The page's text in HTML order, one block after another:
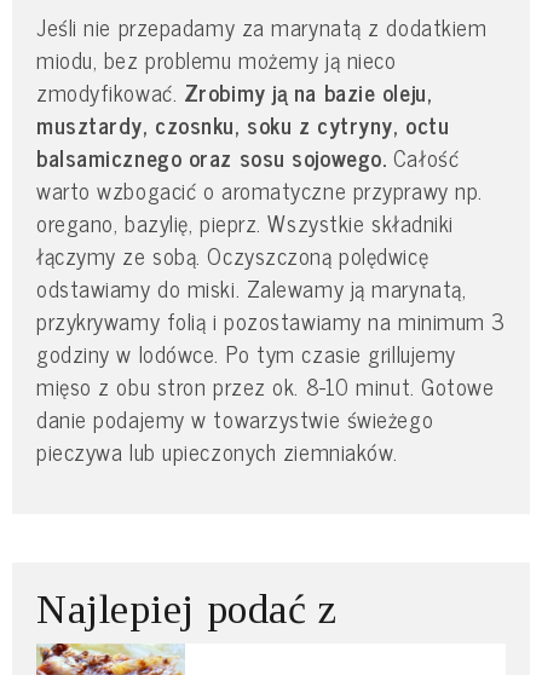
Jeśli nie przepadamy za marynatą z dodatkiem
miodu, bez problemu możemy ją nieco
zmodyfikować. Zrobimy ją na bazie oleju,
musztardy, czosnku, soku z cytryny, octu
balsamicznego oraz sosu sojowego. Całość
warto wzbogacić o aromatyczne przyprawy np.
oregano, bazylię, pieprz. Wszystkie składniki
łączymy ze sobą. Oczyszczoną polędwicę
odstawiamy do miski. Zalewamy ją marynatą,
przykrywamy folią i pozostawiamy na minimum 3
godziny w lodówce. Po tym czasie grillujemy
mięso z obu stron przez ok. 8-10 minut. Gotowe
danie podajemy w towarzystwie świeżego
pieczywa lub upieczonych ziemniaków.
Najlepiej podać z